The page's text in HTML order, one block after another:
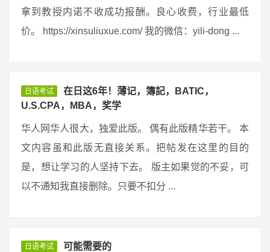
拿到教授内诺不收成功报酬。良心收费，行业最低
价。 https://xinsuliuxue.com/ 我的微信：yili-dong ...
日语考试
在日这6年！薄记，簿記，BATIC，
U.S.CPA，MBA，奖学
华人网华人很大，独爱此版。 偶有此版精华若干。 本
文内容虽和此版无直接关系。把帖发在这里的目的
是，想让学习的人坚持下去。 版主如果觉的不妥，可
以不通知我直接删除。只要不扣分 ...
日语考试 可能需要的